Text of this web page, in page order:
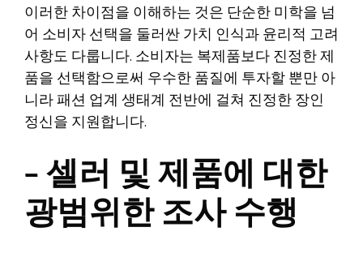
이러한 차이점을 이해하는 것은 단순한 미학을 넘
어 소비자 선택을 둘러싼 가치 인식과 윤리적 고려
사항도 다룹니다. 소비자는 복제품보다 진정한 제
품을 선택함으로써 우수한 품질에 투자할 뿐만 아
니라 패션 업계 생태계 전반에 걸쳐 진정한 장인
정신을 지원합니다.
– 셀러 및 제품에 대한
광범위한 조사 수행